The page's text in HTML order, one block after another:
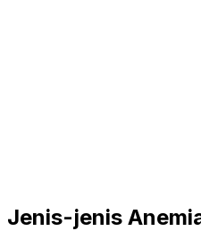
Jenis-jenis